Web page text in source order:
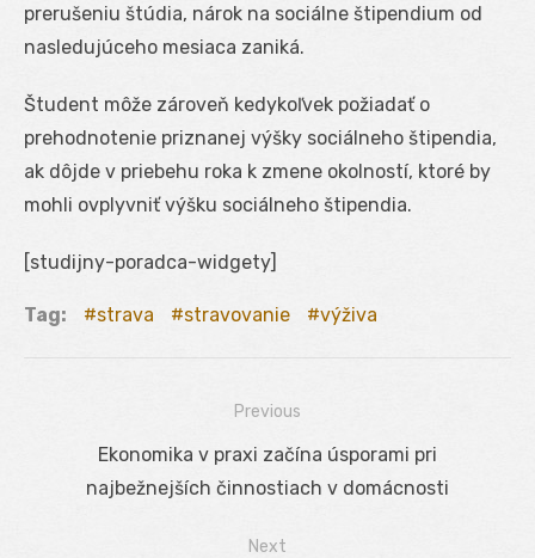
prerušeniu štúdia, nárok na sociálne štipendium od
nasledujúceho mesiaca zaniká.
Študent môže zároveň kedykoľvek požiadať o
prehodnotenie priznanej výšky sociálneho štipendia,
ak dôjde v priebehu roka k zmene okolností, ktoré by
mohli ovplyvniť výšku sociálneho štipendia.
[studijny-poradca-widgety]
Tag: strava stravovanie výživa
Navigácia
Previous
PreviousEkonomika v praxi začína úsporami pri
najbežnejších činnostiach v domácnosti
Next